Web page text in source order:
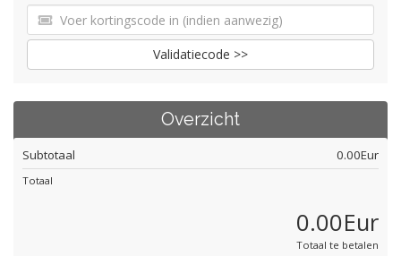
Validatiecode >>
Overzicht
Subtotaal 0.00Eur
Totaal
0.00Eur
Totaal te betalen